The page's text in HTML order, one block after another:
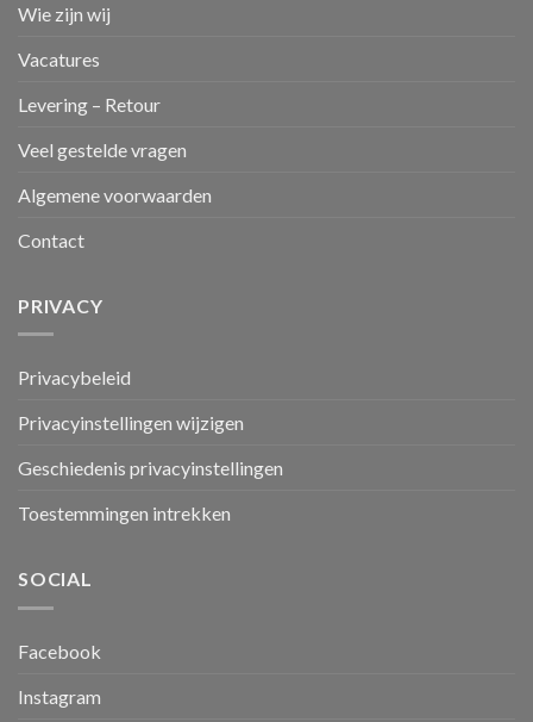
Wie zijn wij
Vacatures
Levering – Retour
Veel gestelde vragen
Algemene voorwaarden
Contact
PRIVACY
Privacybeleid
Privacyinstellingen wijzigen
Geschiedenis privacyinstellingen
Toestemmingen intrekken
SOCIAL
Facebook
Instagram